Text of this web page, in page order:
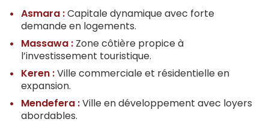
Asmara :Capitale dynamique avec forte
demande en logements.
Massawa : Zone côtière propice à
l’investissement touristique.
Keren :Ville commerciale et résidentielle en
expansion.
Mendefera :Ville en développement avec loyers
abordables.